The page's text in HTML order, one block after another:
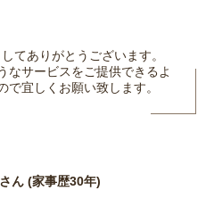
てありがとうございます。
なサービスをご提供できるよ
で宜しくお願い致します。
ん (家事歴30年)